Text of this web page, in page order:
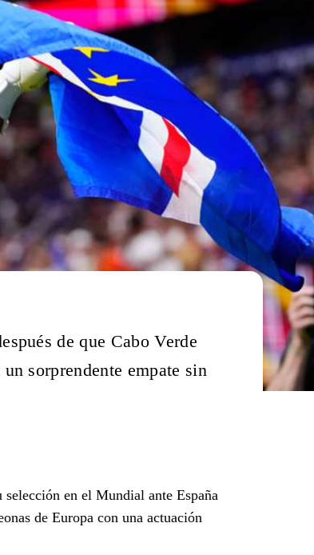
de que Cabo Verde
sorprendente empate sin
en el Mundial ante España
de Europa con una actuación